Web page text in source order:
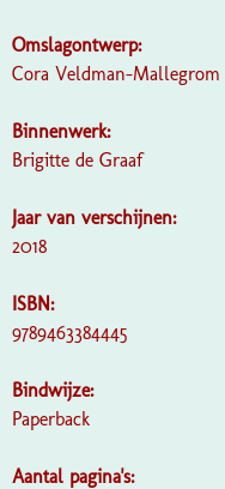
Omslagontwerp:
Cora Veldman-Mallegrom
Binnenwerk:
Brigitte de Graaf
Jaar van verschijnen:
2018
ISBN:
9789463384445
Bindwijze:
Paperback
Aantal pagina's: